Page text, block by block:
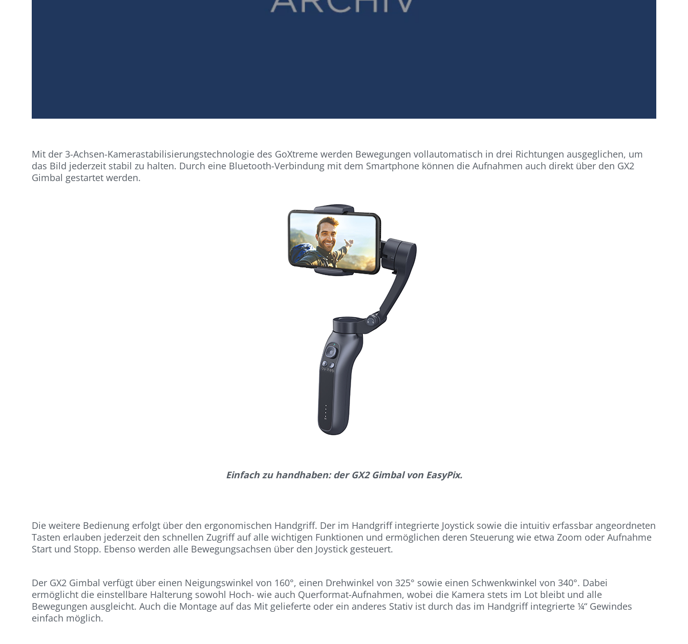
Mit der 3-Achsen-Kamerastabilisierungstechnologie des GoXtreme werden Bewegungen vollautomatisch in drei Richtungen ausgeglichen, um
das Bild jederzeit stabil zu halten. Durch eine Bluetooth-Verbindung mit dem Smartphone können die Aufnahmen auch direkt über den GX2
Gimbal gestartet werden.
Einfach zu handhaben: der GX2 Gimbal von EasyPix.
Die weitere Bedienung erfolgt über den ergonomischen Handgriff. Der im Handgriff integrierte Joystick sowie die intuitiv erfassbar angeordneten
Tasten erlauben jederzeit den schnellen Zugriff auf alle wichtigen Funktionen und ermöglichen deren Steuerung wie etwa Zoom oder Aufnahme
Start und Stopp. Ebenso werden alle Bewegungsachsen über den Joystick gesteuert.
Der GX2 Gimbal verfügt über einen Neigungswinkel von 160°, einen Drehwinkel von 325° sowie einen Schwenkwinkel von 340°. Dabei
ermöglicht die einstellbare Halterung sowohl Hoch- wie auch Querformat-Aufnahmen, wobei die Kamera stets im Lot bleibt und alle
Bewegungen ausgleicht. Auch die Montage auf das Mit gelieferte oder ein anderes Stativ ist durch das im Handgriff integrierte ¼“ Gewindes
einfach möglich.